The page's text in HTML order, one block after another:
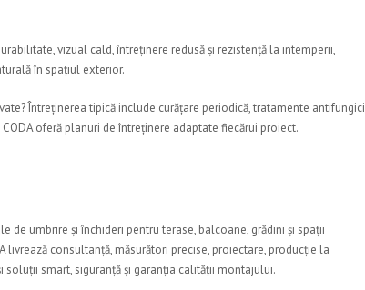
vizual cald, întreținere redusă și rezistență la intemperii,
în spațiul exterior.
Întreținerea tipică include curățare periodică, tratamente antifungici
oferă planuri de întreținere adaptate fiecărui proiect.
de umbrire și închideri pentru terase, balcoane, grădini și spații
livrează consultanță, măsurători precise, proiectare, producție la
smart, siguranță și garanția calității montajului.